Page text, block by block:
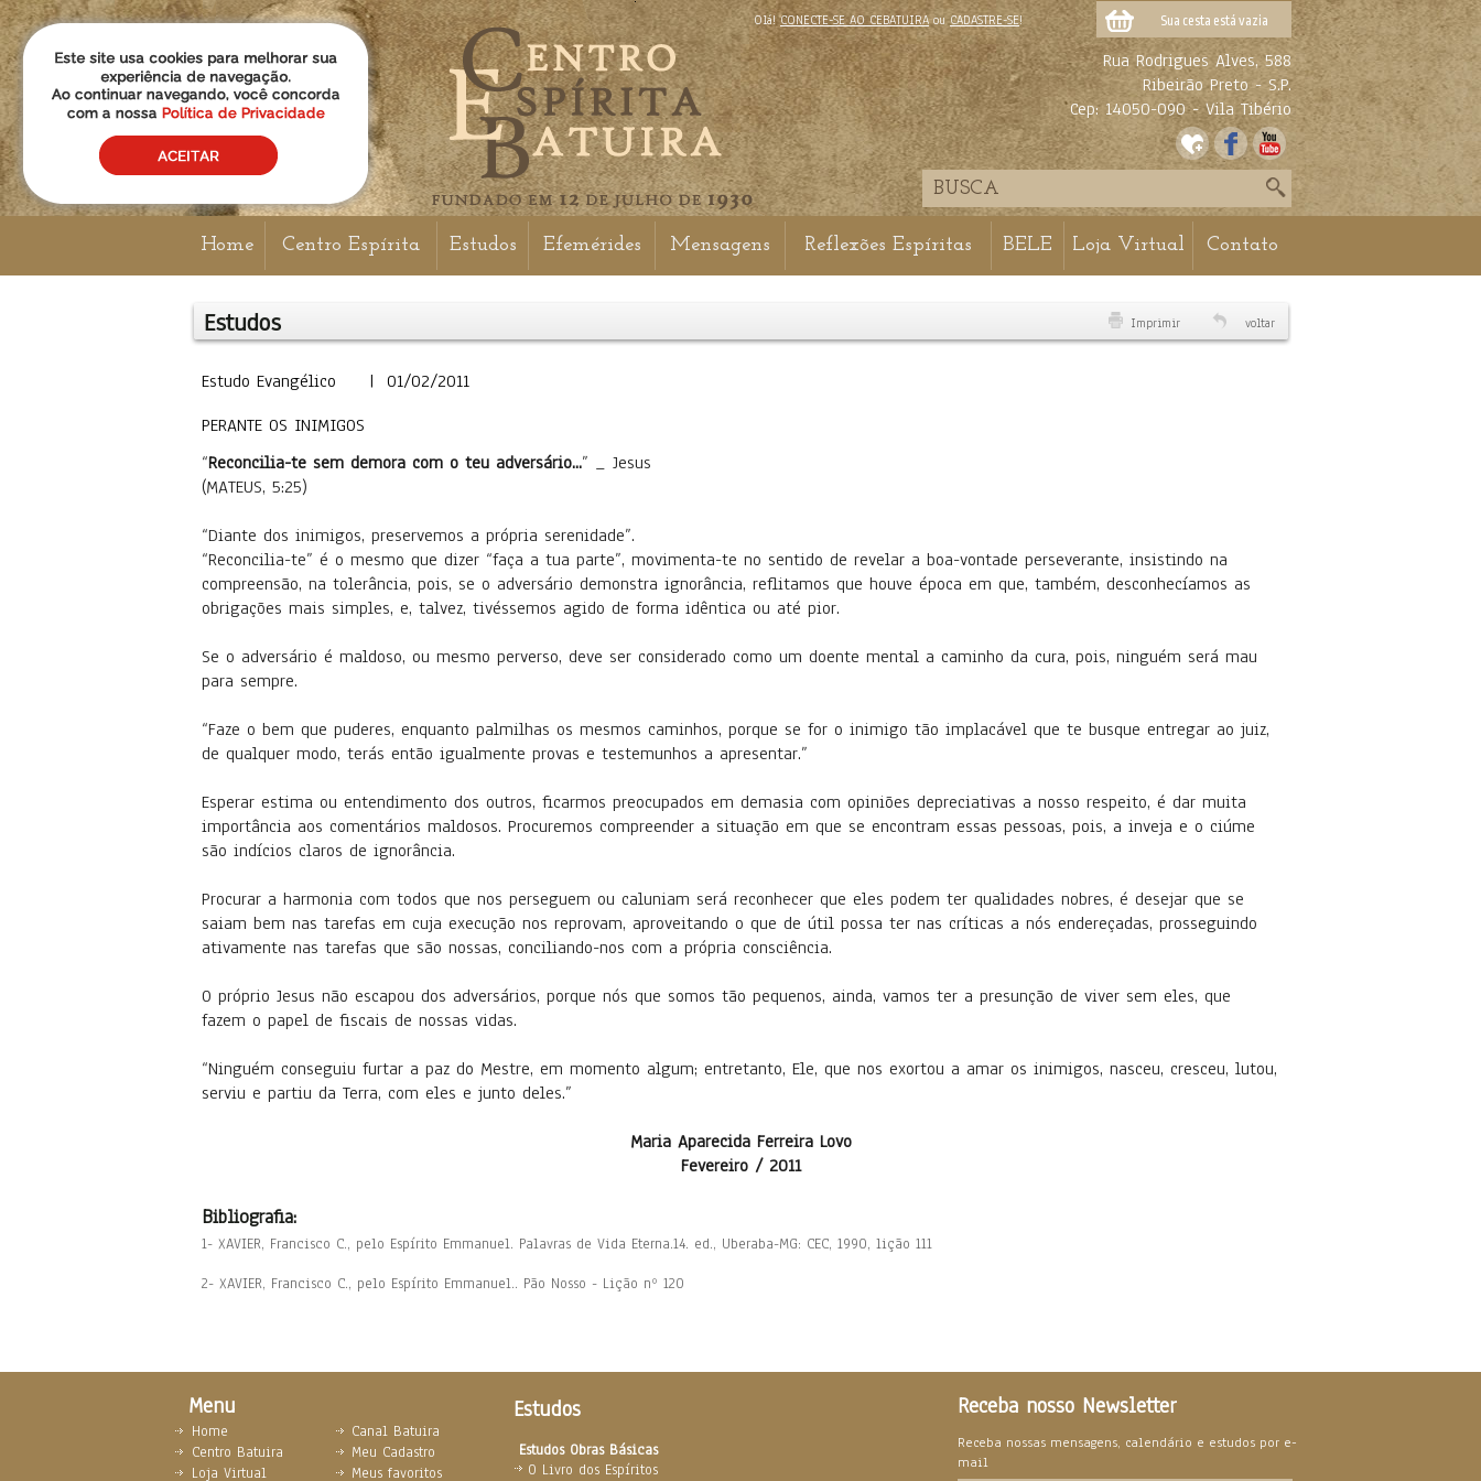
Olá!CONECTE-SE AO CEBATUIRAouCADASTRE-SE! Sua cesta está vazia
Rua Rodrigues Alves, 588
Ribeirão Preto - S.P.
Cep: 14050-090 - Vila Tibério
Home Centro Espírita Estudos Efemérides Mensagens Reflexões Espíritas BELE Loja Virtual Contato
Estudos Imprimir voltar
Estudo Evangélico | 01/02/2011
PERANTE OS INIMIGOS
“Reconcilia-te sem demora com o teu adversário...” _ Jesus
(MATEUS, 5:25)
“Diante dos inimigos, preservemos a própria serenidade”.
“Reconcilia-te” é o mesmo que dizer “faça a tua parte”, movimenta-te no sentido de revelar a boa-vontade perseverante, insistindo na
compreensão, na tolerância, pois, se o adversário demonstra ignorância, reflitamos que houve época em que, também, desconhecíamos as
obrigações mais simples, e, talvez, tivéssemos agido de forma idêntica ou até pior.
Se o adversário é maldoso, ou mesmo perverso, deve ser considerado como um doente mental a caminho da cura, pois, ninguém será mau
para sempre.
“Faze o bem que puderes, enquanto palmilhas os mesmos caminhos, porque se for o inimigo tão implacável que te busque entregar ao juiz,
de qualquer modo, terás então igualmente provas e testemunhos a apresentar.”
Esperar estima ou entendimento dos outros, ficarmos preocupados em demasia com opiniões depreciativas a nosso respeito, é dar muita
importância aos comentários maldosos. Procuremos compreender a situação em que se encontram essas pessoas, pois, a inveja e o ciúme
são indícios claros de ignorância.
Procurar a harmonia com todos que nos perseguem ou caluniam será reconhecer que eles podem ter qualidades nobres, é desejar que se
saiam bem nas tarefas em cuja execução nos reprovam, aproveitando o que de útil possa ter nas críticas a nós endereçadas, prosseguindo
ativamente nas tarefas que são nossas, conciliando-nos com a própria consciência.
O próprio Jesus não escapou dos adversários, porque nós que somos tão pequenos, ainda, vamos ter a presunção de viver sem eles, que
fazem o papel de fiscais de nossas vidas.
“Ninguém conseguiu furtar a paz do Mestre, em momento algum; entretanto, Ele, que nos exortou a amar os inimigos, nasceu, cresceu, lutou,
serviu e partiu da Terra, com eles e junto deles.”
Maria Aparecida Ferreira Lovo
Fevereiro / 2011
Bibliografia:
1- XAVIER, Francisco C., pelo Espírito Emmanuel. Palavras de Vida Eterna.14. ed., Uberaba-MG: CEC, 1990, lição 111
2- XAVIER, Francisco C., pelo Espírito Emmanuel.. Pão Nosso - Lição nº 120
Menu Estudos
Estudos Obras Básicas
O Livro dos Espíritos
Home
Centro Batuira
Loja Virtual
Canal Batuira
Meu Cadastro
Meus favoritos
Receba nosso Newsletter
Receba nossas mensagens, calendário e estudos por e-
mail